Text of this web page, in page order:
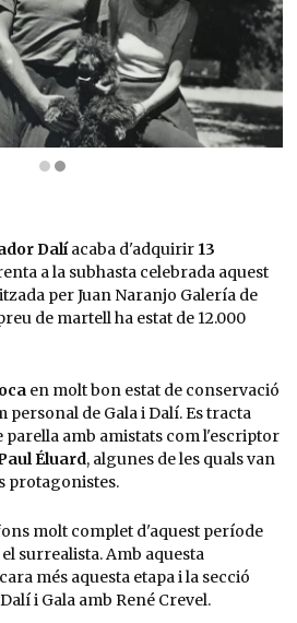
Dalíacaba d'adquirir 13
a la subhasta celebrada aquest
per Juan Naranjo Galería de
de martell ha estat de 12.000
en molt bon estat de conservació
personal de Gala i Dalí. Es tracta
parella amb amistats com l'escriptor
Éluard, algunes de les quals van
protagonistes.
molt complet d'aquest període
surrealista. Amb aquesta
més aquesta etapa i la secció
i Gala amb René Crevel.